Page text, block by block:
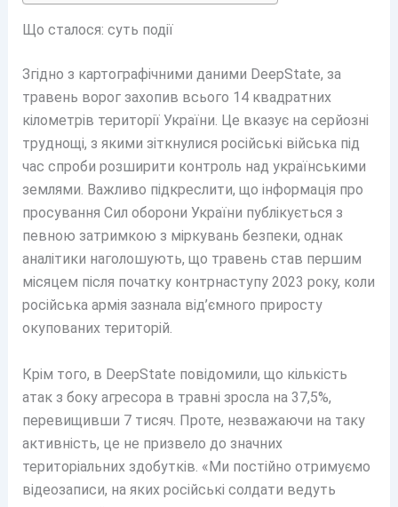
Що сталося: суть події
Згідно з картографічними даними DeepState, за
травень ворог захопив всього 14 квадратних
кілометрів території України. Це вказує на серйозні
труднощі, з якими зіткнулися російські війська під
час спроби розширити контроль над українськими
землями. Важливо підкреслити, що інформація про
просування Сил оборони України публікується з
певною затримкою з міркувань безпеки, однак
аналітики наголошують, що травень став першим
місяцем після початку контрнаступу 2023 року, коли
російська армія зазнала від’ємного приросту
окупованих територій.
Крім того, в DeepState повідомили, що кількість
атак з боку агресора в травні зросла на 37,5%,
перевищивши 7 тисяч. Проте, незважаючи на таку
активність, це не призвело до значних
територіальних здобутків. «Ми постійно отримуємо
відеозаписи, на яких російські солдати ведуть